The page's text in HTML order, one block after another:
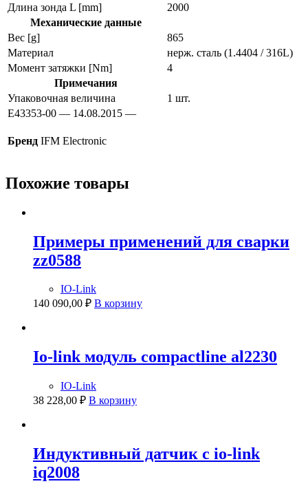
Длина зонда L [mm]
2000
Механические данные
Вес [g]
865
Материал
нерж. сталь (1.4404 / 316L)
Момент затяжки [Nm]
4
Примечания
Упаковочная величина
1 шт.
E43353-00 — 14.08.2015 —
Бренд IFM Electronic
Похожие товары
Примеры применений для сварки
zz0588
IO-Link
140 090,00 ₽ В корзину
Io-link модуль compactline al2230
IO-Link
38 228,00 ₽ В корзину
Индуктивный датчик с io-link
iq2008